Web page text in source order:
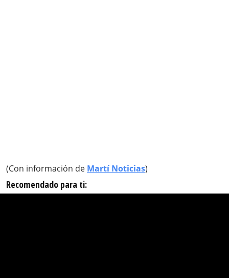
(Con información de Martí Noticias)
Recomendado para ti: